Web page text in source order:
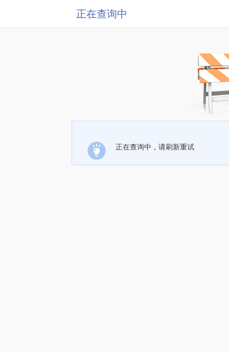
正在查询中
正在查询中，请刷新重试